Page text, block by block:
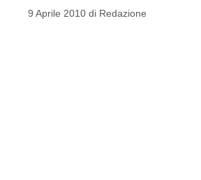
9 Aprile 2010 di Redazione